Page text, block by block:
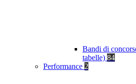
Bandi di
tabelle) 84
Performance 2